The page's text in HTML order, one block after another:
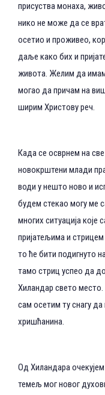
присуства монаха,
нико не може да се
осетио и проживео,
даље како бих и
живота. Желим да
могао да причам на
ширим Христову реч.
Када се осврнем на
новокрштени млади
води у нешто ново и
будем стекао могу ме
многих ситуација
пријатељима и
то ће бити подигнуто
тамо стриц успео да
Хиландар свето
сам осетим ту снагу
хришћанина.
Од Хиландара
темељ мог новог